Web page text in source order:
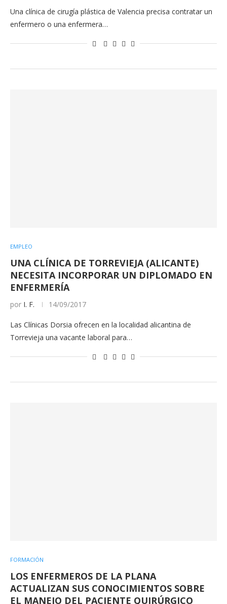
Una clínica de cirugía plástica de Valencia precisa contratar un
enfermero o una enfermera…
EMPLEO
UNA CLÍNICA DE TORREVIEJA (ALICANTE)
NECESITA INCORPORAR UN DIPLOMADO EN
ENFERMERÍA
por I. F. 14/09/2017
Las Clínicas Dorsia ofrecen en la localidad alicantina de
Torrevieja una vacante laboral para…
FORMACIÓN
LOS ENFERMEROS DE LA PLANA
ACTUALIZAN SUS CONOCIMIENTOS SOBRE
EL MANEJO DEL PACIENTE QUIRÚRGICO